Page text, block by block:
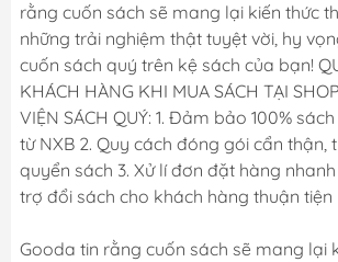
rằng cuốn sách sẽ mang lại kiến thức
những trải nghiệm thật tuyệt vời, hy
cuốn sách quý trên kệ sách của bạn!
KHÁCH HÀNG KHI MUA SÁCH TẠI
VIỆN SÁCH QUÝ: 1. Đảm bảo 100%
từ NXB 2. Quy cách đóng gói cẩn thận,
quyển sách 3. Xử lí đơn đặt hàng nhanh
trợ đổi sách cho khách hàng thuận tiện
Gooda tin rằng cuốn sách sẽ mang lại